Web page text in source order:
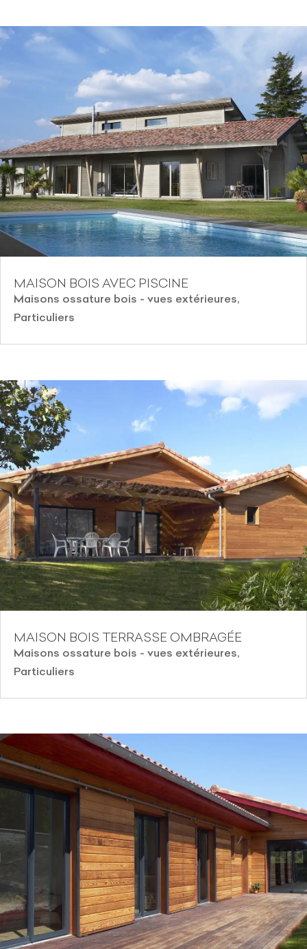
MAISON BOIS AVEC PISCINE
Maisons ossature bois - vues extérieures,
Particuliers
MAISON BOIS TERRASSE OMBRAGÉE
Maisons ossature bois - vues extérieures,
Particuliers